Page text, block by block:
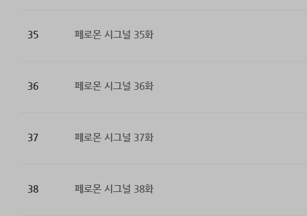
35 페로몬 시그널 35화
36 페로몬 시그널 36화
37 페로몬 시그널 37화
38 페로몬 시그널 38화